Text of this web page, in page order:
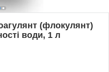
(флокулянт)
води, 1 л